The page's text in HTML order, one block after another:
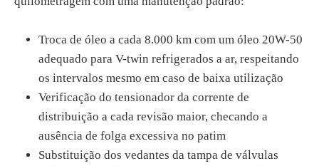
Troca de óleo a cada 8.000 km com um óleo 20W-50
adequado para V-twin refrigerados a ar, respeitando
os intervalos mesmo em caso de baixa utilização
Verificação do tensionador da corrente de
distribuição a cada revisão maior, checando a
ausência de folga excessiva no patim
Substituição dos vedantes da tampa de válvulas